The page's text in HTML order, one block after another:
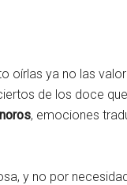
oírlas ya no las
de los doce
, emociones
y no por